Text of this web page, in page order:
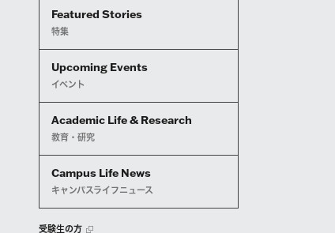
Featured Stories
特集
Upcoming Events
イベント
Academic Life & Research
教育・研究
Campus Life News
キャンパスライフニュース
受験生の方